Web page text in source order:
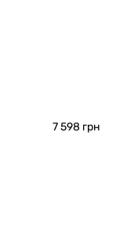
7 598 грн